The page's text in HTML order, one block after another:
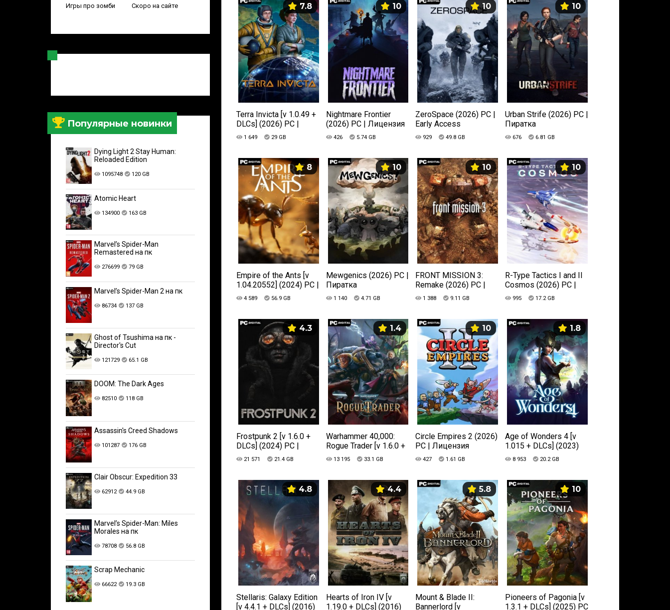
Игры про зомби Скоро на сайте
Популярные новинки
Dying Light 2 Stay Human:
Reloaded Edition
1095748 120 GB
Atomic Heart
134900 163 GB
Marvel’s Spider-Man
Remastered на пк
276699 79 GB
Marvel’s Spider-Man 2 на пк
86734 137 GB
Ghost of Tsushima на пк -
Director's Cut
121729 65.1 GB
DOOM: The Dark Ages
82510 118 GB
Assassin's Creed Shadows
101287 176 GB
Clair Obscur: Expedition 33
62912 44.9 GB
Marvel’s Spider-Man: Miles
Morales на пк
78708 56.8 GB
Scrap Mechanic
66622 19.3 GB
7.8
Terra Invicta [v 1.0.49 +
DLCs] (2026) PC |
Пиратка
1 649 29 GB
10
Nightmare Frontier
(2026) PC | Лицензия
426 5.74 GB
10
ZeroSpace (2026) PC |
Early Access
929 49.8 GB
10
Urban Strife (2026) PC |
Пиратка
676 6.81 GB
8
Empire of the Ants [v
1.04.20552] (2024) PC |
Пиратка
4 589 56.9 GB
10
Mewgenics (2026) PC |
Пиратка
1 140 4.71 GB
10
FRONT MISSION 3:
Remake (2026) PC |
Лицензия
1 388 9.11 GB
10
R-Type Tactics I and II
Cosmos (2026) PC |
Лицензия
995 17.2 GB
4.3
Frostpunk 2 [v 1.6.0 +
DLCs] (2024) PC |
Лицензия
21 571 21.4 GB
1.4
Warhammer 40,000:
Rogue Trader [v 1.6.0 +
DLCs] (2023) PC |
Лицензия
13 195 33.1 GB
10
Circle Empires 2 (2026)
PC | Лицензия
427 1.61 GB
1.8
Age of Wonders 4 [v
1.015 + DLCs] (2023)
PC | Лицензия
8 953 20.2 GB
4.8
Stellaris: Galaxy Edition
[v 4.4.1 + DLCs] (2016)
4.4
Hearts of Iron IV [v
1.19.0 + DLCs] (2016)
5.8
Mount & Blade II:
Bannerlord [v
10
Pioneers of Pagonia [v
1.3.1 + DLCs] (2025) PC